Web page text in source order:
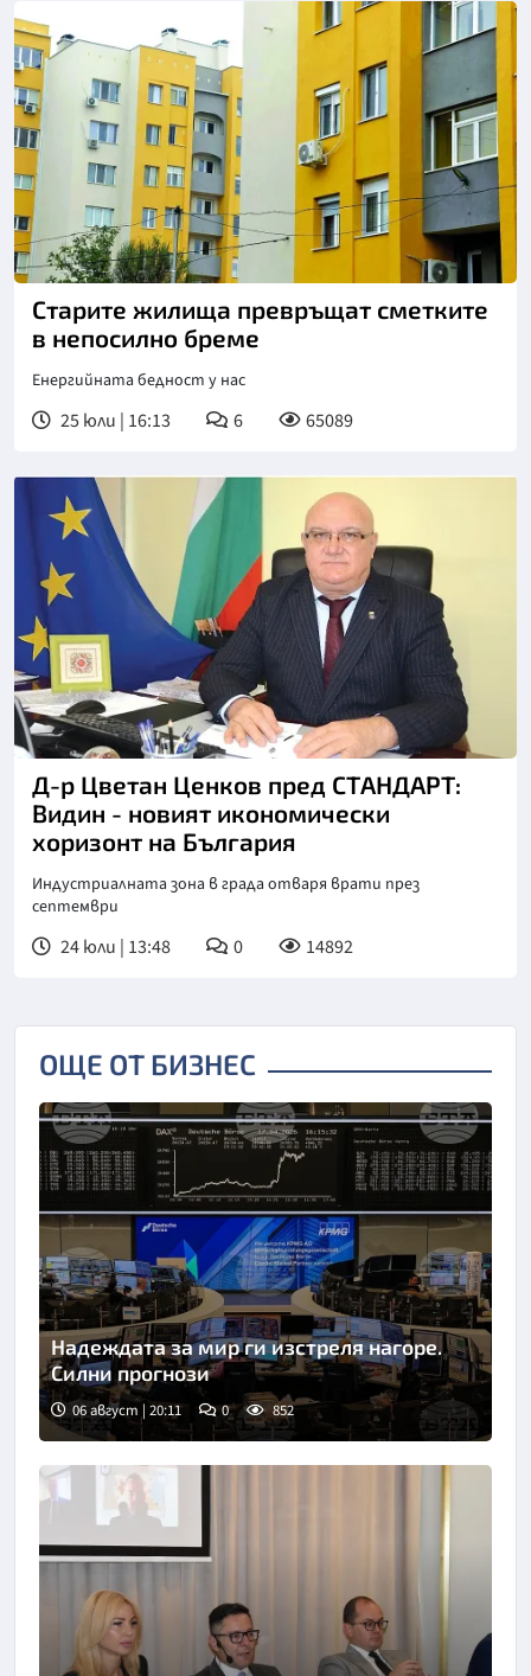
Старите жилища превръщат сметките
в непосилно бреме
Енергийната бедност у нас
25 юли | 16:13 6 65089
Д-р Цветан Ценков пред СТАНДАРТ:
Видин - новият икономически
хоризонт на България
Индустриалната зона в града отваря врати през
септември
24 юли | 13:48 0 14892
ОЩЕ ОТ БИЗНЕС
Надеждата за мир ги изстреля нагоре.
Силни прогнози
06 август | 20:11 0 852